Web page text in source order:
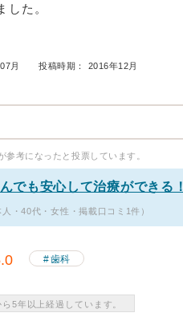
した。
月 投稿時期： 2016年12月
参考になったと投票しています。
でも安心して治療ができる！
・40代・女性・掲載口コミ1件）
歯科
5年以上経過しています。